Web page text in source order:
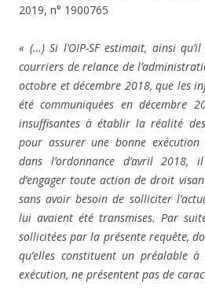
2019, n° 1900765
« (…) Si l’OIP-SF estimait, ainsi
courriers de relance de
octobre et décembre 2018, que les
été communiquées en décembre
insuffisantes à établir la réalité
pour assurer une bonne exécution
dans l’ordonnance d’avril
d’engager toute action de droit
sans avoir besoin de solliciter
lui avaient été transmises. Par
sollicitées par la présente requête,
qu’elles constituent un préalable
exécution, ne présentent pas de